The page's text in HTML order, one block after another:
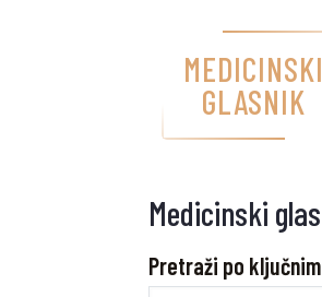
MEDICINSKI
GLASNIK
Medicinski
Pretraži po